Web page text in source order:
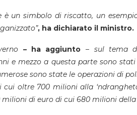
è un simbolo di riscatto, un
, ha dichiarato il ministro.
– ha aggiunto – sul tema
e mezzo a questa parte sono
sono state le operazioni di
oltre 700 milioni alla
di euro di cui 680 milioni della